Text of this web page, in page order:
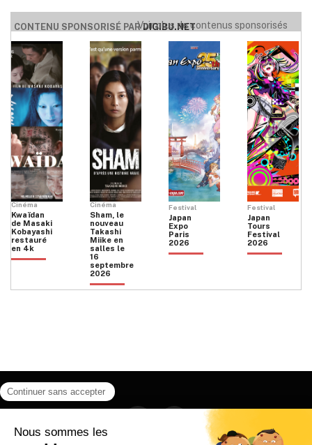
CONTENU SPONSORISÉ PARDIGIBU.NET
Voir plus de contenus sponsorisés
Cinéma
Kwaïdan
de Masaki
Kobayashi
restauré
en 4k
Cinéma
Sham, le
nouveau
Takashi
Miike en
salles le
16
septembre
2026
Festival
Japan
Expo
Paris
2026
Festival
Japan
Tours
Festival
2026
Instagram